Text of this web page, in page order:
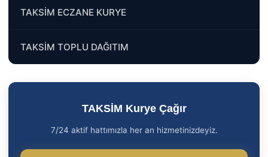
TAKSİM ECZANE KURYE
TAKSİM TOPLU DAĞITIM
TAKSİM Kurye Çağır
7/24 aktif hattımızla her an hizmetinizdeyiz.